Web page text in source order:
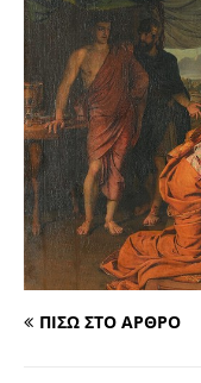
ΠΙΣΩ ΣΤΟ ΑΡΘΡΟ